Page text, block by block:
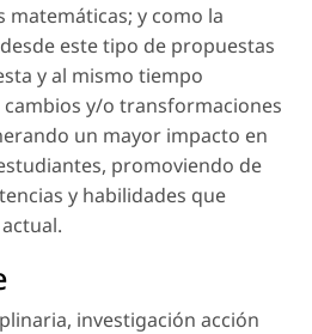
matemáticas; y como la
este tipo de propuestas
y al mismo tiempo
y/o transformaciones
un mayor impacto en
promoviendo de
y habilidades que
, investigación acción